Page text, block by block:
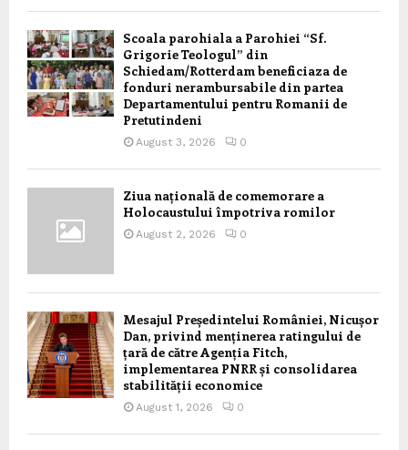
Scoala parohiala a Parohiei “Sf.
Grigorie Teologul” din
Schiedam/Rotterdam beneficiaza de
fonduri nerambursabile din partea
Departamentului pentru Romanii de
Pretutindeni
August 3, 2026 0
Ziua națională de comemorare a
Holocaustului împotriva romilor
August 2, 2026 0
Mesajul Președintelui României, Nicușor
Dan, privind menținerea ratingului de
țară de către Agenția Fitch,
implementarea PNRR și consolidarea
stabilității economice
August 1, 2026 0